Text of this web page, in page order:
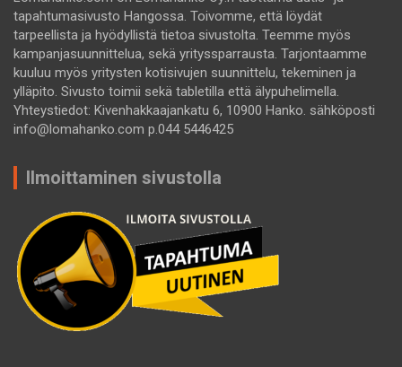
tapahtumasivusto Hangossa. Toivomme, että löydät
tarpeellista ja hyödyllistä tietoa sivustolta. Teemme myös
kampanjasuunnittelua, sekä yrityssparrausta. Tarjontaamme
kuuluu myös yritysten kotisivujen suunnittelu, tekeminen ja
ylläpito. Sivusto toimii sekä tabletilla että älypuhelimella.
Yhteystiedot: Kivenhakkaajankatu 6, 10900 Hanko. sähköposti
info@lomahanko.com p.044 5446425
Ilmoittaminen sivustolla